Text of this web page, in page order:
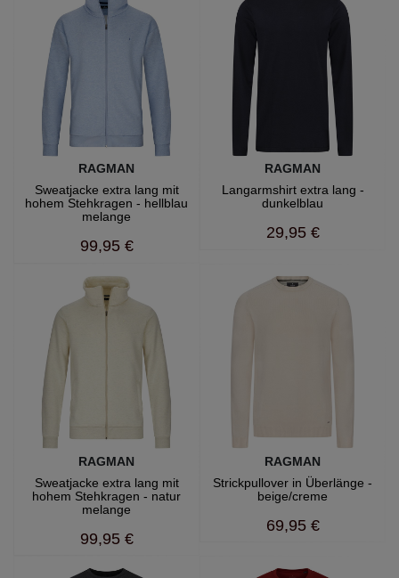
RAGMAN
Sweatjacke extra lang mit
hohem Stehkragen - hellblau
melange
99,95 €
RAGMAN
Langarmshirt extra lang -
dunkelblau
29,95 €
RAGMAN
Sweatjacke extra lang mit
hohem Stehkragen - natur
melange
99,95 €
RAGMAN
Strickpullover in Überlänge -
beige/creme
69,95 €